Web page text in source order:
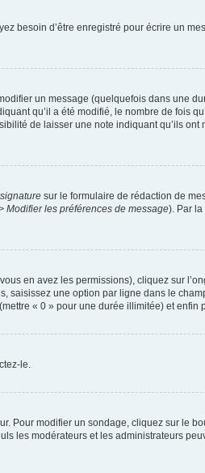
besoin d’être enregistré pour écrire un
un message (quelquefois dans une
qu’il a été modifié, le nombre de fois
de laisser une note indiquant qu’ils
sur le formulaire de rédaction de
Modifier les préférences de message). Par
en avez les permissions), cliquez sur
une option par ligne dans le
« 0 » pour une durée illimitée) et
le.
Pour modifier un sondage, cliquez sur le
les modérateurs et les administrateurs